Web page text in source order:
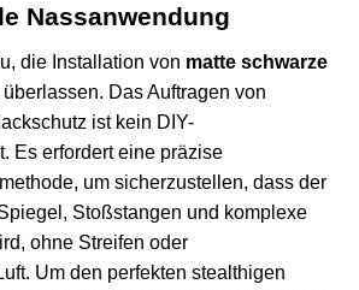
Nassanwendung
die Installation von matte schwarze
Das Auftragen von
ist kein DIY-
Es erfordert eine präzise
um sicherzustellen, dass der
Stoßstangen und komplexe
ohne Streifen oder
Um den perfekten stealthigen